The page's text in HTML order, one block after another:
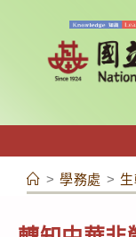
容
> 學務處 >